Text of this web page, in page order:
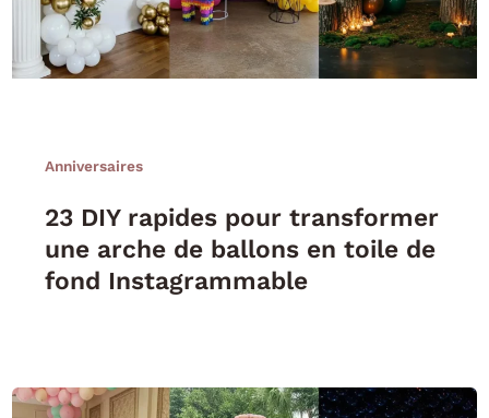
Anniversaires
23 DIY rapides pour transformer
une arche de ballons en toile de
fond Instagrammable